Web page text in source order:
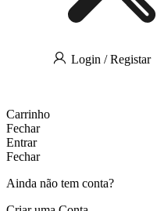
Login / Registar
Carrinho
Fechar
Entrar
Fechar
Ainda não tem conta?